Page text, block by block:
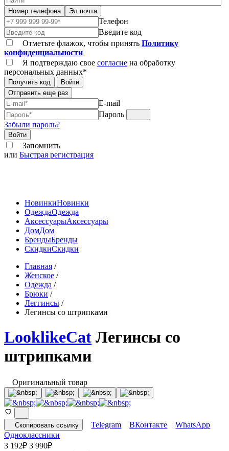
Номер телефона Эл.почта
Телефон
Введите код
Отметьте флажок, чтобы принять Политику
конфиденциальности
Я подтверждаю свое согласие на обработку
персональных данных*
Получить код
Войти
Отправить еще раз
E-mail
Пароль
Забыли пароль?
Войти
Запомнить
или Быстрая регистрация
НовинкиНовинки
ОдеждаОдежда
АксессуарыАксессуары
ДомДом
БрендыБренды
СкидкиСкидки
Главная /
Женское /
Одежда /
Брюки /
Леггинсы /
Легинсы со штрипками
LooklikeCat Легинсы со
штрипками
Оригинальный товар
Скопировать ссылку Telegram ВКонтакте
WhatsApp
Одноклассники
3 192₽ 3 990₽